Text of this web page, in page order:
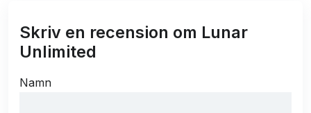
Skriv en recension om Lunar
Unlimited
Namn